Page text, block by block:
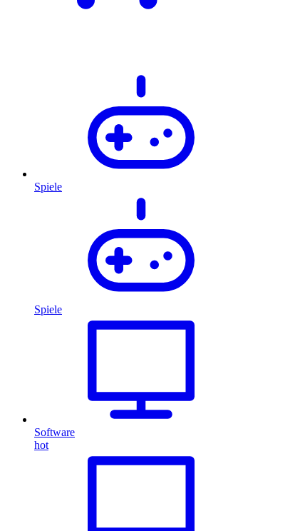
Spiele
Spiele
Software
hot